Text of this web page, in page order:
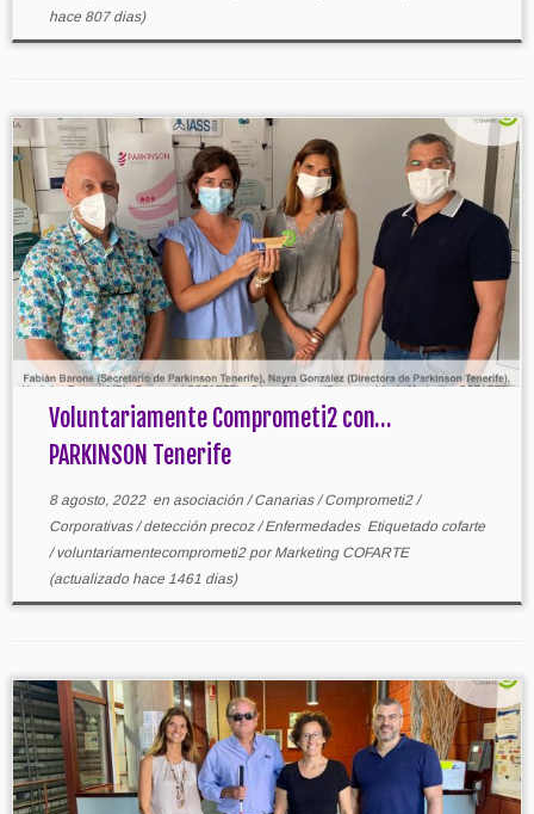
hace 807 dias)
Voluntariamente Comprometi2 con…
PARKINSON Tenerife
8 agosto, 2022en asociación /Canarias/Comprometi2/
Corporativas/detección precoz/Enfermedades Etiquetado cofarte
/voluntariamentecomprometi2 porMarketing COFARTE
(actualizado hace 1461 dias)